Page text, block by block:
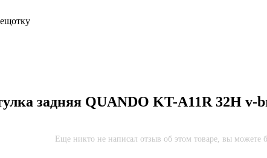
задняя QUANDO KT-A11R 32H v-
Еще никто не написал отзыв об этом товаре, вы можете